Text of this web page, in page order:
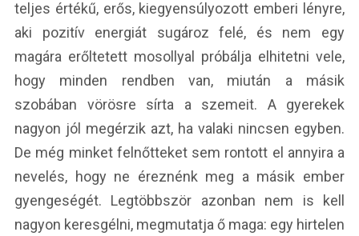
teljes értékű, erős, kiegyensúlyozott emberi lényre,
aki pozitív energiát sugároz felé, és nem egy
magára erőltetett mosollyal próbálja elhitetni vele,
hogy minden rendben van, miután a másik
szobában vörösre sírta a szemeit. A gyerekek
nagyon jól megérzik azt, ha valaki nincsen egyben.
De még minket felnőtteket sem rontott el annyira a
nevelés, hogy ne éreznénk meg a másik ember
gyengeségét. Legtöbbször azonban nem is kell
nagyon keresgélni, megmutatja ő maga: egy hirtelen